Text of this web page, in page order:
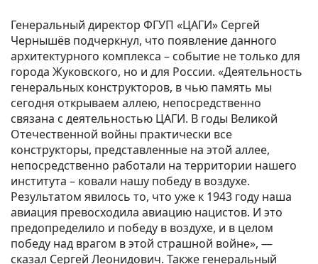
Генеральный директор ФГУП «ЦАГИ» Сергей
Чернышёв подчеркнул, что появление данного
архитектурного комплекса – событие не только для
города Жуковского, но и для России. «Деятельность
генеральных конструкторов, в чью память мы
сегодня открываем аллею, непосредственно
связана с деятельностью ЦАГИ. В годы Великой
Отечественной войны практически все
конструкторы, представленные на этой аллее,
непосредственно работали на территории нашего
института – ковали нашу победу в воздухе.
Результатом явилось то, что уже к 1943 году наша
авиация превосходила авиацию нацистов. И это
предопределило и победу в воздухе, и в целом
победу над врагом в этой страшной войне», —
сказал Сергей Леонидович. Также генеральный